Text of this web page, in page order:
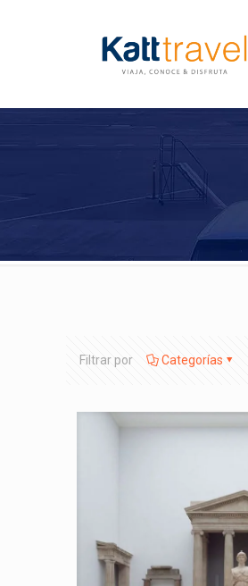
Filtrar por Categorías